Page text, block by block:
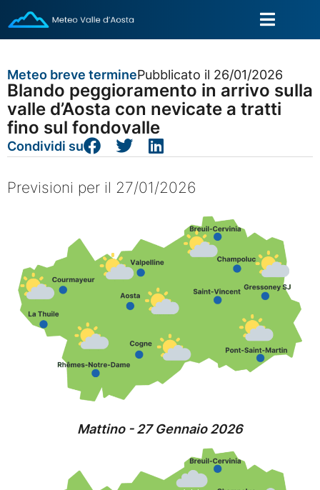
Meteo breve terminePubblicato il 26/01/2026
Blando peggioramento in arrivo sulla
valle d’Aosta con nevicate a tratti
fino sul fondovalle
Condividi su
Previsioni per il 27/01/2026
Mattino - 27 Gennaio 2026